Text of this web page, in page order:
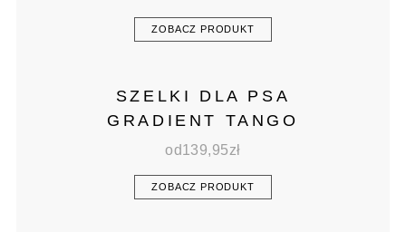
ZOBACZ PRODUKT
SZELKI DLA PSA
GRADIENT TANGO
od139,95zł
ZOBACZ PRODUKT